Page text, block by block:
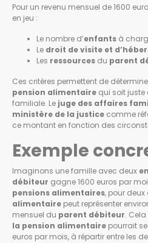
Pour un revenu mensuel de 1600
en jeu :
Le nombre d’enfants à
Le droit de visite et
Les ressources du parent
Ces critères permettent de
pension alimentaire qui soit
familiale. Le juge des affaires
ministère de la justice comme
ce montant en fonction des
Exemple
Imaginons une famille avec deux
débiteur gagne 1600 euros par
pensions alimentaires, pour deux
alimentaire peut représenter
mensuel du parent débiteur.
la pension alimentaire pourrait
euros par mois, à répartir entre les